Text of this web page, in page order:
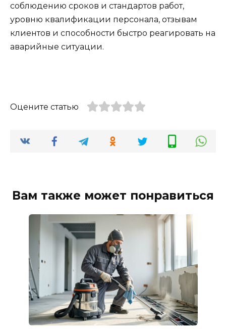
соблюдению сроков и стандартов работ,
уровню квалификации персонала, отзывам
клиентов и способности быстро реагировать на
аварийные ситуации.
Оцените статью
Вам также может понравиться